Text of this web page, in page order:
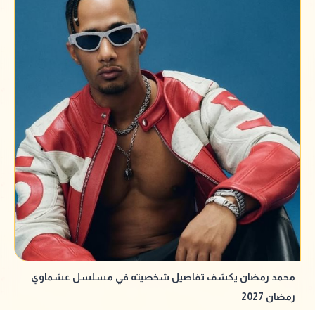
محمد رمضان يكشف تفاصيل شخصيته في مسلسل عشماوي
رمضان 2027